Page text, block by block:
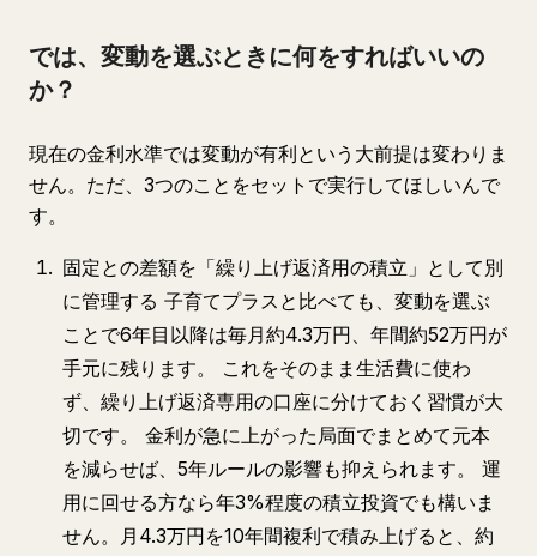
では、変動を選ぶときに何をすればいいの
か？
現在の金利水準では変動が有利という大前提は変わりま
せん。ただ、3つのことをセットで実行してほしいんで
す。
固定との差額を「繰り上げ返済用の積立」として別
に管理する 子育てプラスと比べても、変動を選ぶ
ことで6年目以降は毎月約4.3万円、年間約52万円が
手元に残ります。 これをそのまま生活費に使わ
ず、繰り上げ返済専用の口座に分けておく習慣が大
切です。 金利が急に上がった局面でまとめて元本
を減らせば、5年ルールの影響も抑えられます。 運
用に回せる方なら年3%程度の積立投資でも構いま
せん。月4.3万円を10年間複利で積み上げると、約